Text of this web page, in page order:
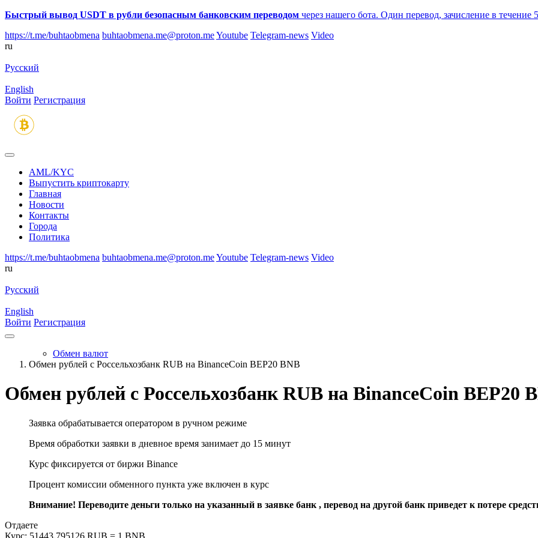
Быстрый вывод USDT в рубли безопасным банковским переводом через нашего бота. Один перевод, зачисление в течение
https://t.me/buhtaobmena buhtaobmena.me@proton.meYoutube Telegram-news Video
ru
Русский
English
Войти Регистрация
AML/KYC
Выпустить криптокарту
Главная
Новости
Контакты
Города
Политика
https://t.me/buhtaobmena buhtaobmena.me@proton.meYoutube Telegram-news Video
ru
Русский
English
Войти Регистрация
Обмен валют
Обмен рублей с Россельхозбанк RUB на BinanceCoin BEP20 BNB
Обмен рублей с Россельхозбанк RUB на BinanceCoin BEP20
Заявка обрабатывается оператором в ручном режиме
Время обработки заявки в дневное время занимает до 15 минут
Курс фиксируется от биржи Binance
Процент комиссии обменного пункта уже включен в курс
Внимание! Переводите деньги только на указанный в заявке банк , перевод на другой банк приведет к потере
Отдаете
Курс: 51443.795126 RUB = 1 BNB